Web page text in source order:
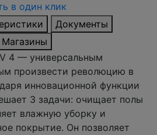
в один клик
Документы
Магазины
4 — универсальным
произвести революцию в
инновационной функции
3 задачи: очищает полы
влажную уборку и
покрытие. Он позволяет